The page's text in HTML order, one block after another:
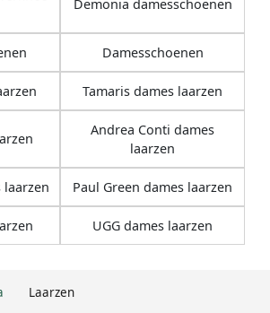
Laarzen
Demonia damesschoenen
Damesschoenen
Tamaris dames laarzen
Andrea Conti dames
laarzen
laarzen Paul Green dames laarzen
UGG dames laarzen